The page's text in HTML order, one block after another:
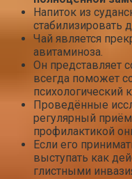
Напиток из
стабилизировать
Чай является
авитаминоза.
Он представляет
всегда поможет
психологический
Проведённые
регулярный
профилактикой
Если его
выступать как
глистными